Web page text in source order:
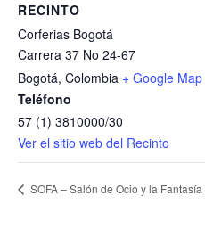
RECINTO
Corferias Bogotá
Carrera 37 No 24-67
Bogotá, Colombia + Google Map
Teléfono
57 (1) 3810000/30
Ver el sitio web del Recinto
SOFA – Salón de Ocio y la